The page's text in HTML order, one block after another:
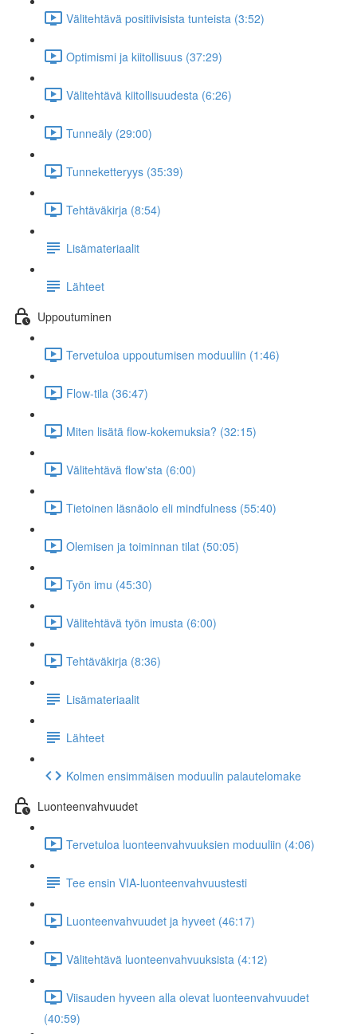
Välitehtävä positiivisista tunteista (3:52)
Optimismi ja kiitollisuus (37:29)
Välitehtävä kiitollisuudesta (6:26)
Tunneäly (29:00)
Tunneketteryys (35:39)
Tehtäväkirja (8:54)
Lisämateriaalit
Lähteet
Uppoutuminen
Tervetuloa uppoutumisen moduuliin (1:46)
Flow-tila (36:47)
Miten lisätä flow-kokemuksia? (32:15)
Välitehtävä flow'sta (6:00)
Tietoinen läsnäolo eli mindfulness (55:40)
Olemisen ja toiminnan tilat (50:05)
Työn imu (45:30)
Välitehtävä työn imusta (6:00)
Tehtäväkirja (8:36)
Lisämateriaalit
Lähteet
Kolmen ensimmäisen moduulin palautelomake
Luonteenvahvuudet
Tervetuloa luonteenvahvuuksien moduuliin (4:06)
Tee ensin VIA-luonteenvahvuustesti
Luonteenvahvuudet ja hyveet (46:17)
Välitehtävä luonteenvahvuuksista (4:12)
Viisauden hyveen alla olevat luonteenvahvuudet
(40:59)